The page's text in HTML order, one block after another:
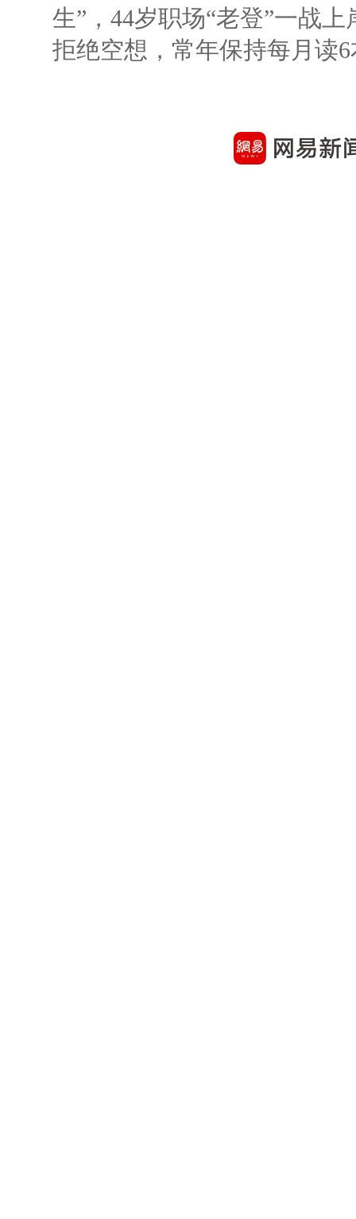
生”，44岁职场“老登”一战上
拒绝空想，常年保持每月读